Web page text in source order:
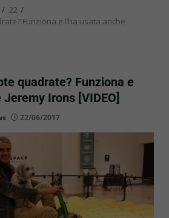
22
Funziona e l’ha usata anche
quadrate? Funziona e
Jeremy Irons [VIDEO]
22/06/2017